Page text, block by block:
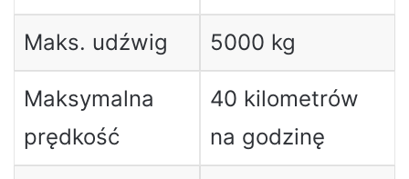
Maks. udźwig 5000 kg
Maksymalna
prędkość
40 kilometrów
na godzinę